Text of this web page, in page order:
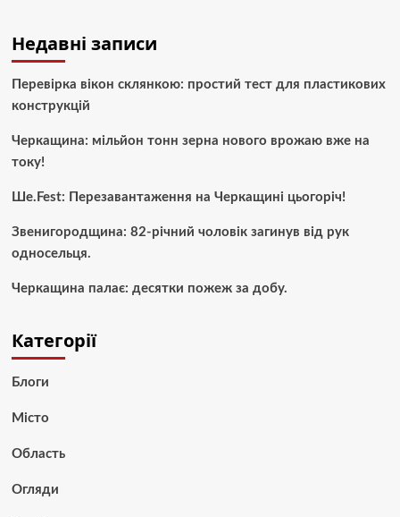
Недавні записи
Перевірка вікон склянкою: простий тест для пластикових
конструкцій
Черкащина: мільйон тонн зерна нового врожаю вже на
току!
Ше.Fest: Перезавантаження на Черкащині цьогоріч!
Звенигородщина: 82-річний чоловік загинув від рук
односельця.
Черкащина палає: десятки пожеж за добу.
Категорії
Блоги
Місто
Область
Огляди